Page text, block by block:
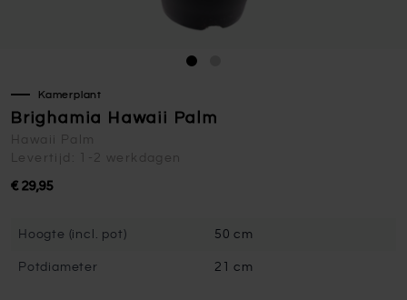
Kamerplant
Brighamia Hawaii Palm
Hawaii Palm
Levertijd: 1-2 werkdagen
€ 29,95
Hoogte (incl. pot) 50 cm
Potdiameter 21 cm